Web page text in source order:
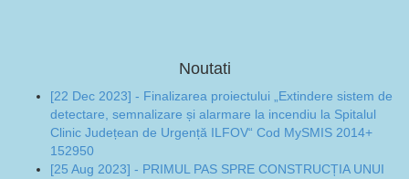
Noutati
[22 Dec 2023] - Finalizarea proiectului „Extindere sistem de
detectare, semnalizare și alarmare la incendiu la Spitalul
Clinic Județean de Urgență ILFOV“ Cod MySMIS 2014+
152950
[25 Aug 2023] - PRIMUL PAS SPRE CONSTRUCȚIA UNUI